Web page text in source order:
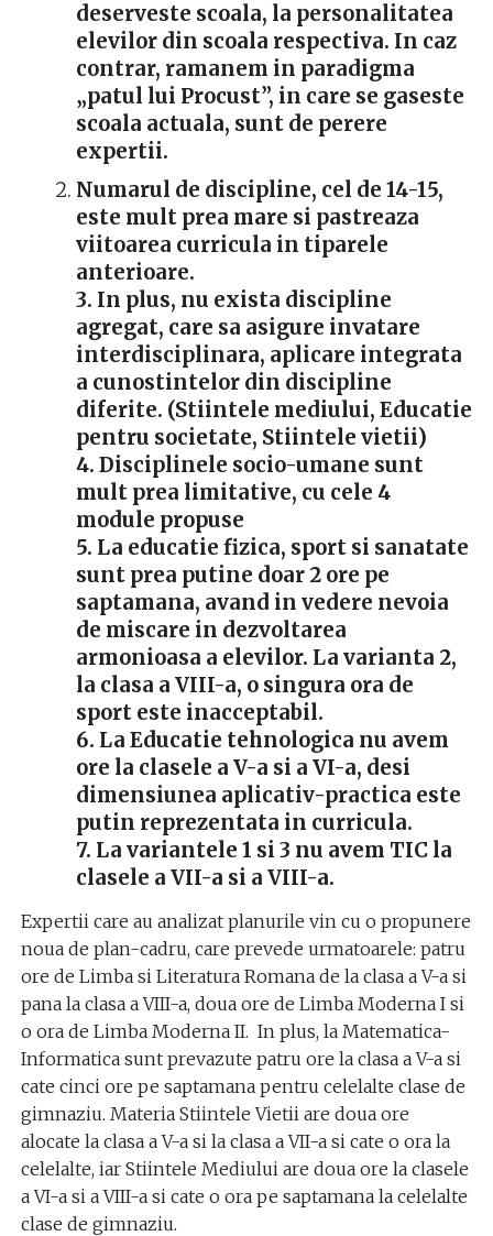
deserveste scoala, la personalitatea
elevilor din scoala respectiva. In caz
contrar, ramanem in paradigma
„patul lui Procust”, in care se gaseste
scoala actuala, sunt de perere
expertii.
Numarul de discipline, cel de 14-15,
este mult prea mare si pastreaza
viitoarea curricula in tiparele
anterioare.
3. In plus, nu exista discipline
agregat, care sa asigure invatare
interdisciplinara, aplicare integrata
a cunostintelor din discipline
diferite. (Stiintele mediului, Educatie
pentru societate, Stiintele vietii)
4. Disciplinele socio-umane sunt
mult prea limitative, cu cele 4
module propuse
5. La educatie fizica, sport si sanatate
sunt prea putine doar 2 ore pe
saptamana, avand in vedere nevoia
de miscare in dezvoltarea
armonioasa a elevilor. La varianta 2,
la clasa a VIII-a, o singura ora de
sport este inacceptabil.
6. La Educatie tehnologica nu avem
ore la clasele a V-a si a VI-a, desi
dimensiunea aplicativ-practica este
putin reprezentata in curricula.
7. La variantele 1 si 3 nu avem TIC la
clasele a VII-a si a VIII-a.
Expertii care au analizat planurile vin cu o propunere
noua de plan-cadru, care prevede urmatoarele: patru
ore de Limba si Literatura Romana de la clasa a V-a si
pana la clasa a VIII-a, doua ore de Limba Moderna I si
o ora de Limba Moderna II. In plus, la Matematica-
Informatica sunt prevazute patru ore la clasa a V-a si
cate cinci ore pe saptamana pentru celelalte clase de
gimnaziu. Materia Stiintele Vietii are doua ore
alocate la clasa a V-a si la clasa a VII-a si cate o ora la
celelalte, iar Stiintele Mediului are doua ore la clasele
a VI-a si a VIII-a si cate o ora pe saptamana la celelalte
clase de gimnaziu.